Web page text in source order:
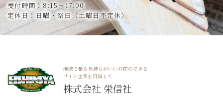
受付時間：8:15～17:00
定休日：日曜・祭日（土曜日不定休）
地域で最も気持ちがいい対応のできる
サイン企業を目指して
株式会社 栄信社